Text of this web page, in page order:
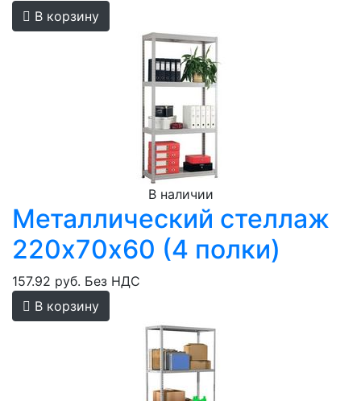
В корзину
В наличии
Металлический стеллаж
220х70х60 (4 полки)
157.92 руб. Без НДС
В корзину